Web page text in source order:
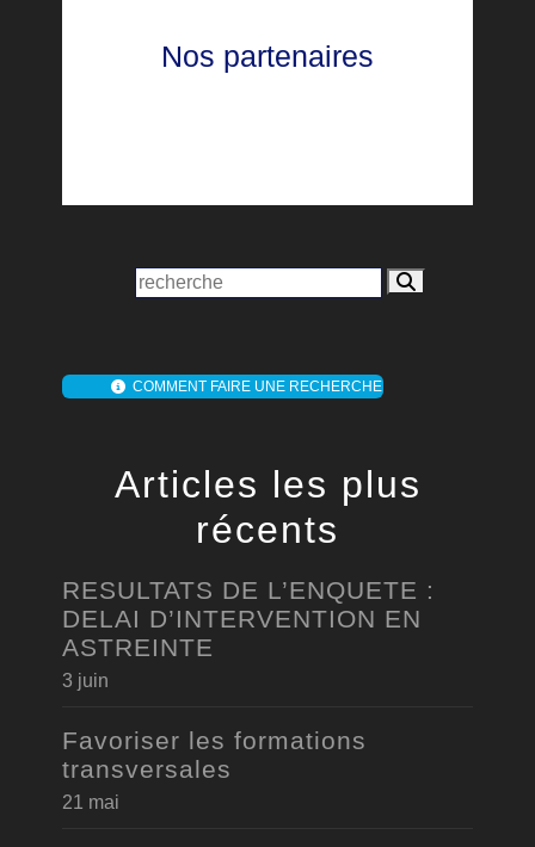
Nos partenaires
COMMENT FAIRE UNE RECHERCHE
Articles les plus
récents
RESULTATS DE L’ENQUETE :
DELAI D’INTERVENTION EN
ASTREINTE
3 juin
Favoriser les formations
transversales
21 mai